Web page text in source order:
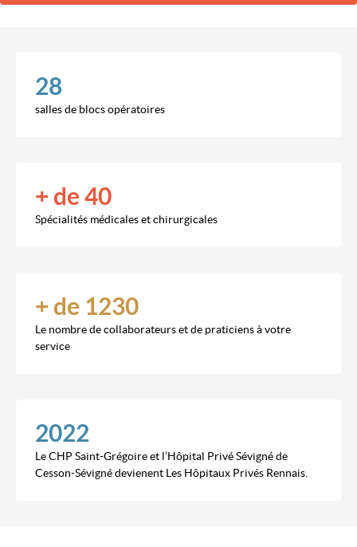
28
salles de blocs opératoires
+ de 40
Spécialités médicales et chirurgicales
+ de 1230
Le nombre de collaborateurs et de praticiens à votre
service
2022
Le CHP Saint-Grégoire et l’Hôpital Privé Sévigné de
Cesson-Sévigné devienent Les Hôpitaux Privés Rennais.